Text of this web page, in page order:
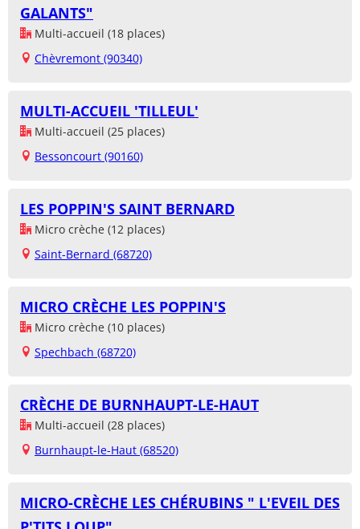
GALANTS"
Multi-accueil (18 places)
Chèvremont (90340)
MULTI-ACCUEIL 'TILLEUL'
Multi-accueil (25 places)
Bessoncourt (90160)
LES POPPIN'S SAINT BERNARD
Micro crèche (12 places)
Saint-Bernard (68720)
MICRO CRÈCHE LES POPPIN'S
Micro crèche (10 places)
Spechbach (68720)
CRÈCHE DE BURNHAUPT-LE-HAUT
Multi-accueil (28 places)
Burnhaupt-le-Haut (68520)
MICRO-CRÈCHE LES CHÉRUBINS " L'EVEIL DES